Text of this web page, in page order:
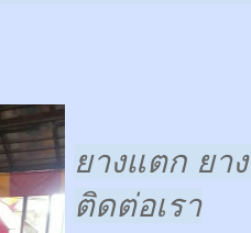
ยางแตก ยา
ติดต่อเรา